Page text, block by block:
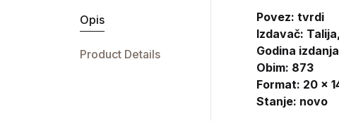
Opis
Product Details
Povez: tvrdi
Izdavač:
Godina
Obim: 873
Format: 20 x
Stanje: novo